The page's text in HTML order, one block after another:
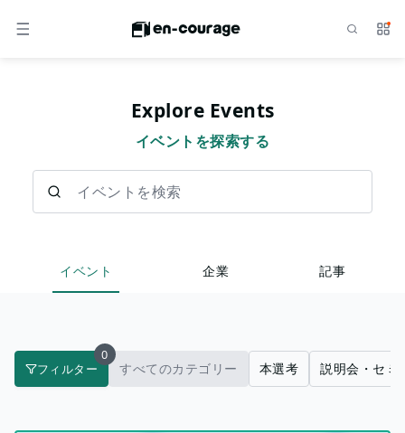
メニュー サ
Explore Events
イベントを探索する
イベント 企業 記事
フィルター
0
すべてのカテゴリー 本選考 説明会・セミ